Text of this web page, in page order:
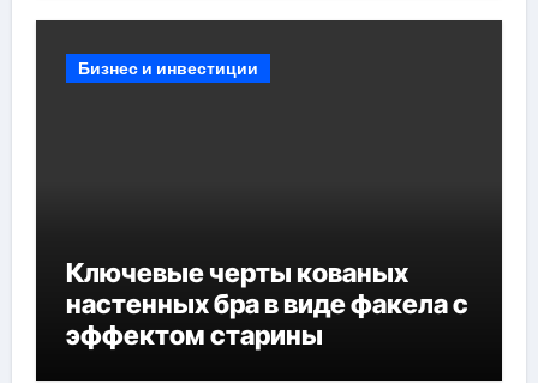
Бизнес и инвестиции
Ключевые черты кованых
настенных бра в виде факела с
эффектом старины